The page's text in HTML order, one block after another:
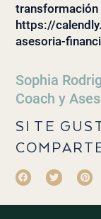
transformación
https://
asesoria-
Sophia
Coach y
SI TE